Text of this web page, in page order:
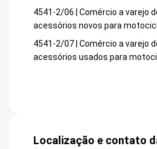
4541-2/06 | Comércio a varejo
acessórios novos para
4541-2/07 | Comércio a varejo
acessórios usados para
Localização e contato